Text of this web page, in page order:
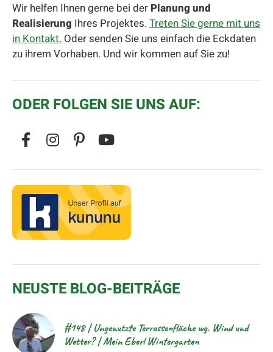
Wir helfen Ihnen gerne bei der Planung und
Realisierung Ihres Projektes. Treten Sie gerne mit uns
in Kontakt. Oder senden Sie uns einfach die Eckdaten
zu ihrem Vorhaben. Und wir kommen auf Sie zu!
ODER FOLGEN SIE UNS AUF:
NEUSTE BLOG-BEITRÄGE
#148 | Ungenutzte Terrassenfläche wg. Wind und
Wetter? | Mein Eberl Wintergarten